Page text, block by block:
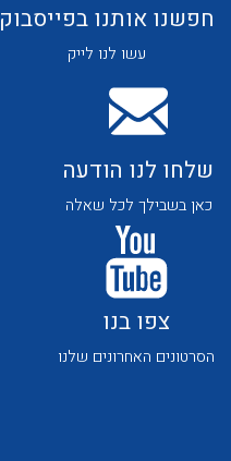
חפשנו אותנו בפייסבוק
עשו לנו לייק
שלחו לנו הודעה
כאן בשבילך לכל שאלה
צפו בנו
הסרטונים האחרונים שלנו